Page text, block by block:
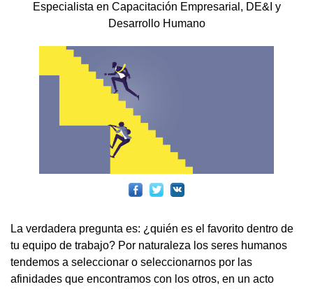
Especialista en Capacitación Empresarial, DE&I y
Desarrollo Humano
La verdadera pregunta es: ¿quién es el favorito dentro de
tu equipo de trabajo? Por naturaleza los seres humanos
tendemos a seleccionar o seleccionarnos por las
afinidades que encontramos con los otros, en un acto